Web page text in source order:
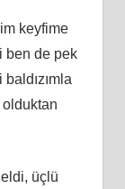
keyfime
ben de pek
olduktan
üçlü